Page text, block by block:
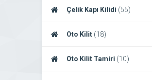
Çelik Kapı Kilidi (55)
Oto Kilit (18)
Oto Kilit Tamiri (10)